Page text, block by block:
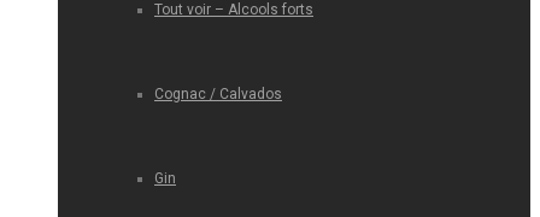
Tout voir – Alcools forts
Cognac / Calvados
Gin